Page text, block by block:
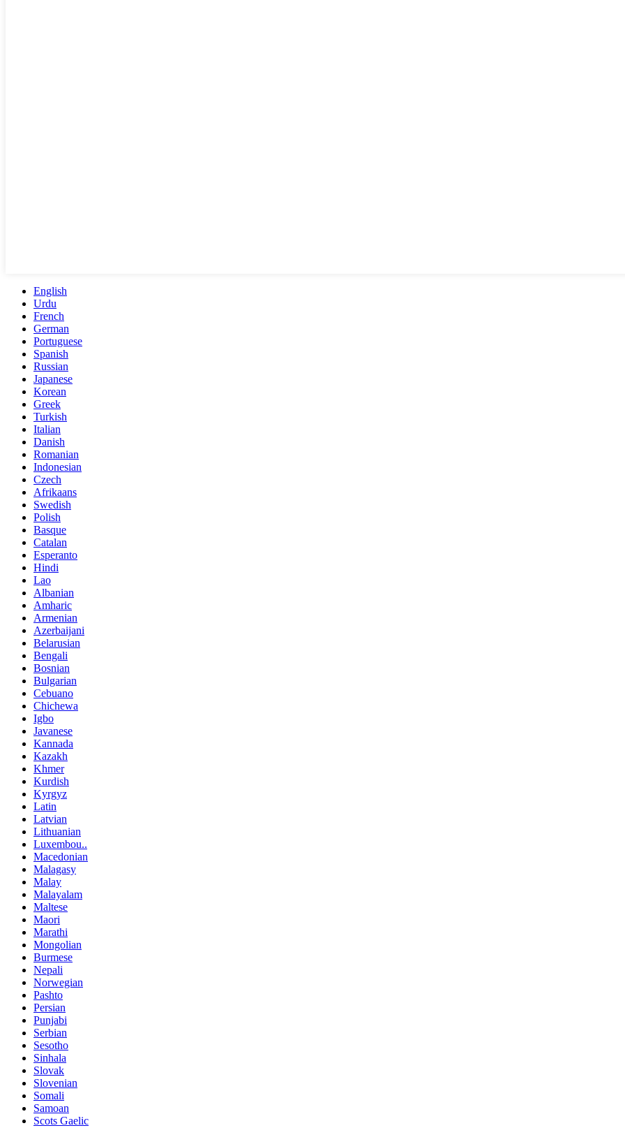
English
Urdu
French
German
Portuguese
Spanish
Russian
Japanese
Korean
Greek
Turkish
Italian
Danish
Romanian
Indonesian
Czech
Afrikaans
Swedish
Polish
Basque
Catalan
Esperanto
Hindi
Lao
Albanian
Amharic
Armenian
Azerbaijani
Belarusian
Bengali
Bosnian
Bulgarian
Cebuano
Chichewa
Igbo
Javanese
Kannada
Kazakh
Khmer
Kurdish
Kyrgyz
Latin
Latvian
Lithuanian
Luxembou..
Macedonian
Malagasy
Malay
Malayalam
Maltese
Maori
Marathi
Mongolian
Burmese
Nepali
Norwegian
Pashto
Persian
Punjabi
Serbian
Sesotho
Sinhala
Slovak
Slovenian
Somali
Samoan
Scots Gaelic